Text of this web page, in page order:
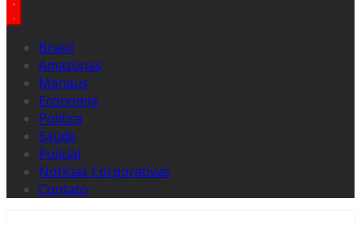
Brasil
Amazonas
Manaus
Economia
Politica
Saúde
Policial
Notícias Corporativas
Contato